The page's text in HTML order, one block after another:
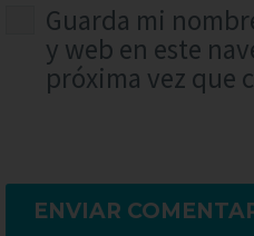
Guarda mi
y web en este
próxima vez que
ENVIAR